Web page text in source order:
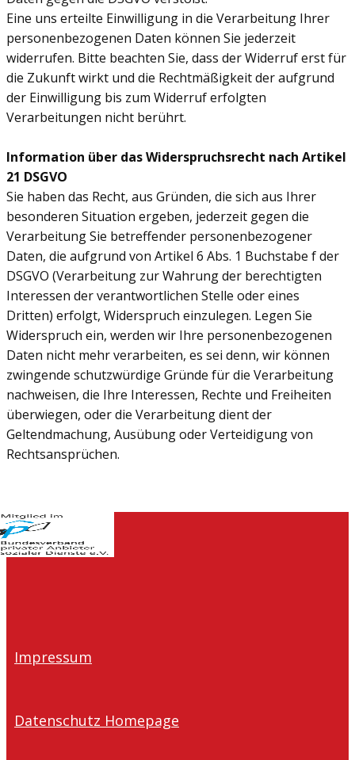
Eine uns erteilte Einwilligung in die Verarbeitung Ihrer
personenbezogenen Daten können Sie jederzeit
widerrufen. Bitte beachten Sie, dass der Widerruf erst für
die Zukunft wirkt und die Rechtmäßigkeit der aufgrund
der Einwilligung bis zum Widerruf erfolgten
Verarbeitungen nicht berührt.
Information über das Widerspruchsrecht nach Artikel
21 DSGVO
Sie haben das Recht, aus Gründen, die sich aus Ihrer
besonderen Situation ergeben, jederzeit gegen die
Verarbeitung Sie betreffender personenbezogener
Daten, die aufgrund von Artikel 6 Abs. 1 Buchstabe f der
DSGVO (Verarbeitung zur Wahrung der berechtigten
Interessen der verantwortlichen Stelle oder eines
Dritten) erfolgt, Widerspruch einzulegen. Legen Sie
Widerspruch ein, werden wir Ihre personenbezogenen
Daten nicht mehr verarbeiten, es sei denn, wir können
zwingende schutzwürdige Gründe für die Verarbeitung
nachweisen, die Ihre Interessen, Rechte und Freiheiten
überwiegen, oder die Verarbeitung dient der
Geltendmachung, Ausübung oder Verteidigung von
Rechtsansprüchen.
Impressum
Datenschutz Homepage